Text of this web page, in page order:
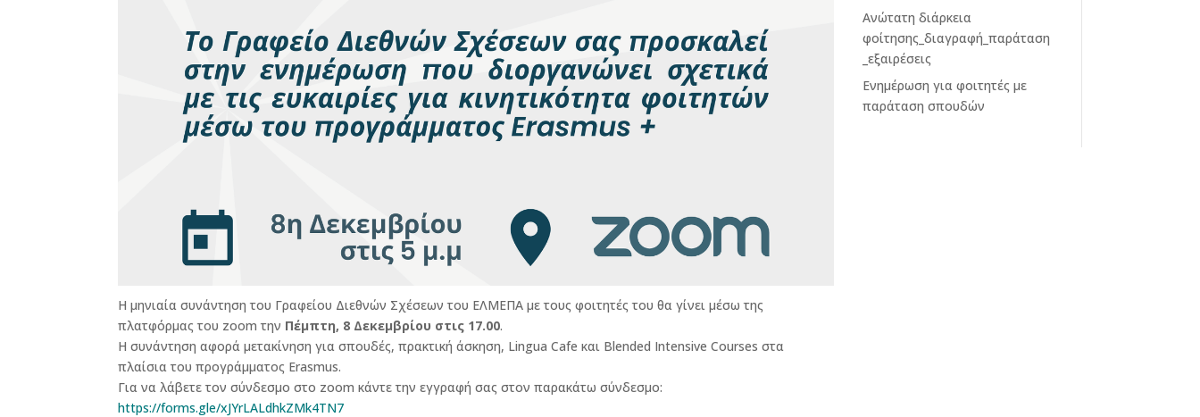
Η μηνιαία συνάντηση του Γραφείου Διεθνών Σχέσεων του ΕΛΜΕΠΑ με τους φοιτητές του θα γίνει μέσω της
πλατφόρμας του zoom την Πέμπτη, 8 Δεκεμβρίου στις 17.00.
Η συνάντηση αφορά μετακίνηση για σπουδές, πρακτική άσκηση, Lingua Cafe και Blended Intensive Courses στα
πλαίσια του προγράμματος Erasmus.
Για να λάβετε τον σύνδεσμο στο zoom κάντε την εγγραφή σας στον παρακάτω σύνδεσμο:
https://forms.gle/xJYrLALdhkZMk4TN7
Ανώτατη διάρκεια
φοίτησης_διαγραφή_παράταση
_εξαιρέσεις
Ενημέρωση για φοιτητές με
παράταση σπουδών